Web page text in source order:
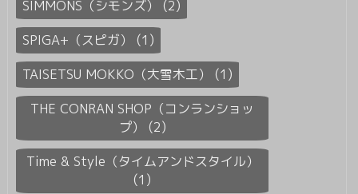
SIMMONS（シモンズ） (2)
SPIGA+（スピガ） (1)
TAISETSU MOKKO（大雪木工） (1)
THE CONRAN SHOP（コンランショッ
プ） (2)
Time & Style（タイムアンドスタイル）
(1)